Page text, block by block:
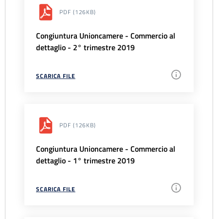
PDF (126KB)
Congiuntura Unioncamere - Commercio al
dettaglio - 2° trimestre 2019
SCARICA FILE
PDF (126KB)
Congiuntura Unioncamere - Commercio al
dettaglio - 1° trimestre 2019
SCARICA FILE